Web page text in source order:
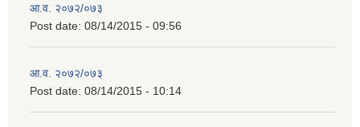
आ.व. २०७२/०७३
Post date: 08/14/2015 - 09:56
आ.व. २०७२/०७३
Post date: 08/14/2015 - 10:14